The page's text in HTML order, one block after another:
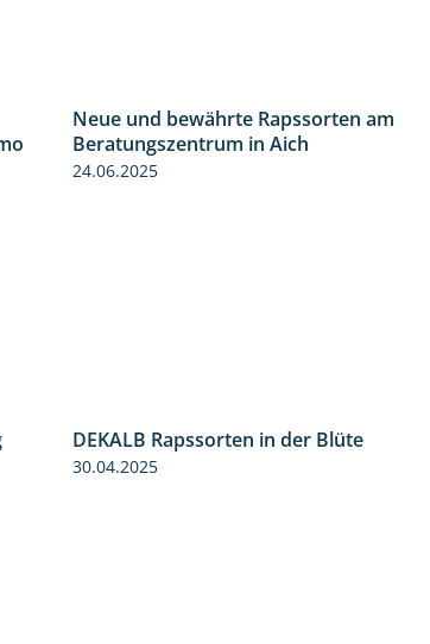
Neue und bewährte Rapssorten am
Beratungszentrum in Aich
24.06.2025
DEKALB Rapssorten in der Blüte
30.04.2025